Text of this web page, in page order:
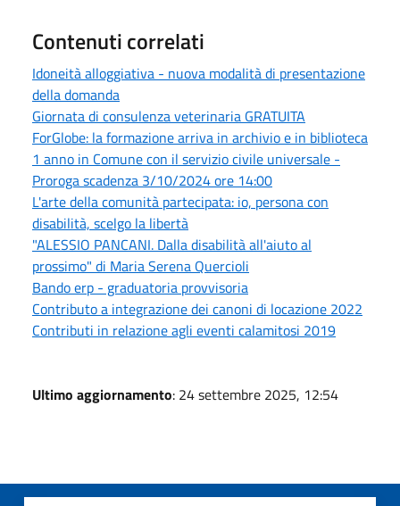
Contenuti correlati
Idoneità alloggiativa - nuova modalità di presentazione
della domanda
Giornata di consulenza veterinaria GRATUITA
ForGlobe: la formazione arriva in archivio e in biblioteca
1 anno in Comune con il servizio civile universale -
Proroga scadenza 3/10/2024 ore 14:00
L'arte della comunità partecipata: io, persona con
disabilità, scelgo la libertà
"ALESSIO PANCANI. Dalla disabilità all'aiuto al
prossimo" di Maria Serena Quercioli
Bando erp - graduatoria provvisoria
Contributo a integrazione dei canoni di locazione 2022
Contributi in relazione agli eventi calamitosi 2019
Ultimo aggiornamento: 24 settembre 2025, 12:54